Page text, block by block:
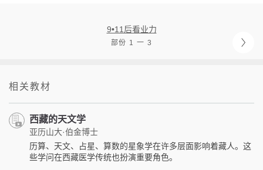
9•11后看业力
部份 1 一 3
相关教材
西藏的天文学
亚历山大·伯金博士
历算、天文、占星、算数的星象学在许多层面影响着藏人。这
些学问在西藏医学传统也扮演重要角色。